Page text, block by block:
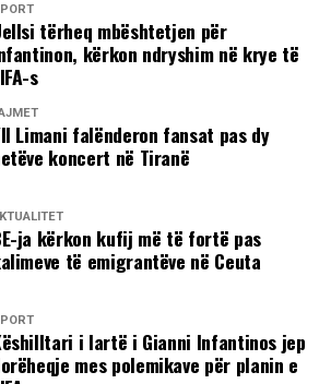
tërheq mbështetjen për
kërkon ndryshim në krye të
s
Limani falënderon fansat pas dy
koncert në Tiranë
ja kërkon kufij më të fortë pas
të emigrantëve në Ceuta
i lartë i Gianni Infantinos jep
mes polemikave për planin e